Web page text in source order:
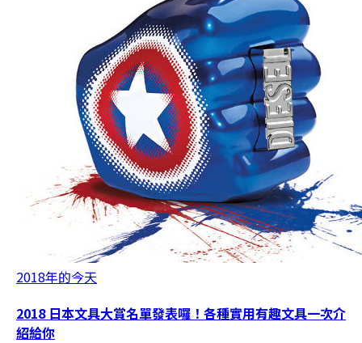
2018年的今天
2018 日本文具大賞名單發表囉！各種實用有趣文具一次介
紹給你